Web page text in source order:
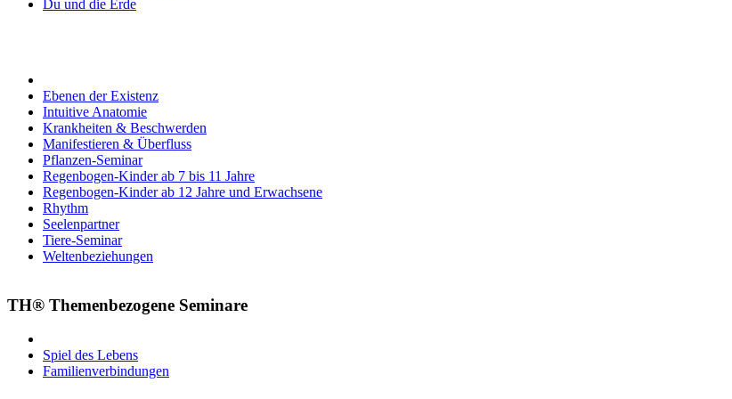
Du und die Erde
Ebenen der Existenz
Intuitive Anatomie
Krankheiten & Beschwerden
Manifestieren & Überfluss
Pflanzen-Seminar
Regenbogen-Kinder ab 7 bis 11 Jahre
Regenbogen-Kinder ab 12 Jahre und Erwachsene
Rhythm
Seelenpartner
Tiere-Seminar
Weltenbeziehungen
TH® Themenbezogene Seminare
Spiel des Lebens
Familienverbindungen